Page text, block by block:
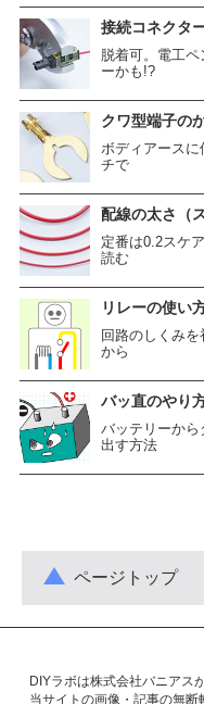
接続コネクタ
脱着可。電工
ーかも!?
クワ型端子の
ボディアース
チで
配線の太さ（
定番は0.2スケ
読む
リレーの使い
回路のしくみ
から
バッ直のやり
バッテリーから
出す方法
ページトップ
DIYラボは株式会社バニアス
当サイトの画像・記事の無断